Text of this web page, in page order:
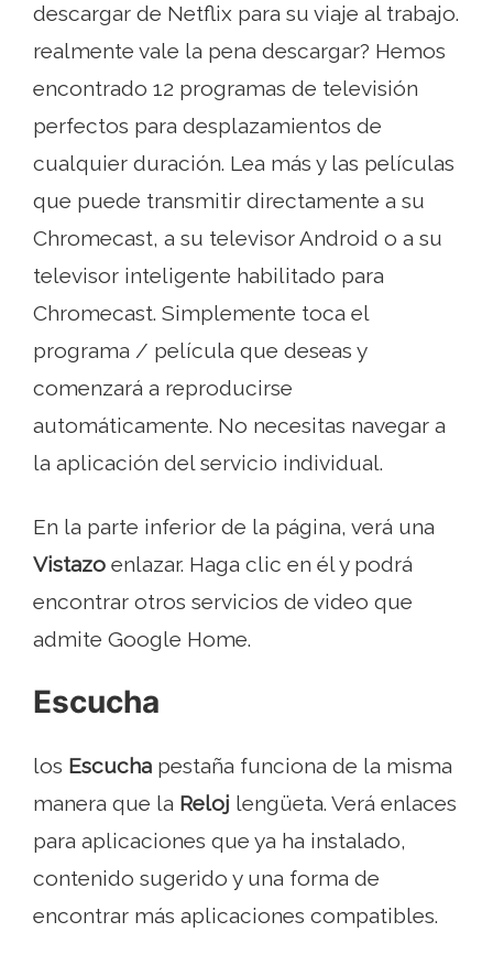
descargar de Netflix para su viaje al trabajo.
realmente vale la pena descargar? Hemos
encontrado 12 programas de televisión
perfectos para desplazamientos de
cualquier duración. Lea más y las películas
que puede transmitir directamente a su
Chromecast, a su televisor Android o a su
televisor inteligente habilitado para
Chromecast. Simplemente toca el
programa / película que deseas y
comenzará a reproducirse
automáticamente. No necesitas navegar a
la aplicación del servicio individual.
En la parte inferior de la página, verá una
Vistazo enlazar. Haga clic en él y podrá
encontrar otros servicios de video que
admite Google Home.
Escucha
los Escucha pestaña funciona de la misma
manera que la Reloj lengüeta. Verá enlaces
para aplicaciones que ya ha instalado,
contenido sugerido y una forma de
encontrar más aplicaciones compatibles.